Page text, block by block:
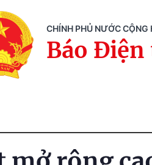
CHÍNH PHỦ NƯỚC
Báo